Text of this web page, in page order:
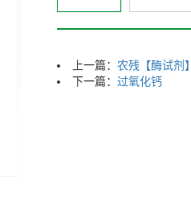
上一篇： 农残【酶试剂】
下一篇： 过氧化钙